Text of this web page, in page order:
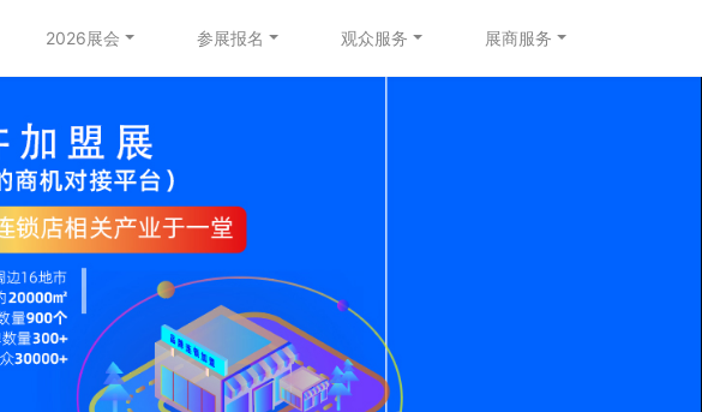
2026展会 参展报名 观众服务 展商服务